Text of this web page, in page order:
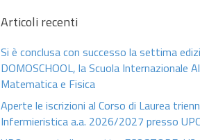
Articoli recenti
Si è conclusa con successo la settima
DOMOSCHOOL, la Scuola Internazionale
Matematica e Fisica
Aperte le iscrizioni al Corso di Laurea
Infermieristica a.a. 2026/2027 presso